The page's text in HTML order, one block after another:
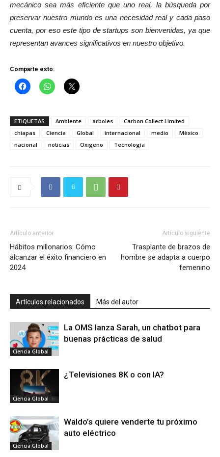
mecánico sea más eficiente que uno real, la búsqueda por
preservar nuestro mundo es una necesidad real y cada paso
cuenta, por eso este tipo de startups son bienvenidas, ya que
representan avances significativos en nuestro objetivo.
Comparte esto:
ETIQUETAS Ambiente arboles
Carbon Collect Limited
chiapas
Ciencia Global internacional medio
Mèxico
nacional
noticias Oxigeno Tecnología
Artículo anterior
Hábitos millonarios: Cómo
alcanzar el éxito financiero en
2024
Artículo siguiente
Trasplante de brazos de
hombre se adapta a cuerpo
femenino
Artículos relacionados Más del autor
Ciencia Global
La OMS lanza Sarah, un chatbot para
buenas prácticas de salud
Ciencia Global
¿Televisiones 8K o con IA?
Ciencia Global
Waldo’s quiere venderte tu próximo
auto eléctrico